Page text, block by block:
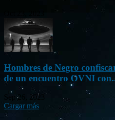
Hombres de Negro
de un encuentro OVNI
Sep 26, 2023
Cargar más